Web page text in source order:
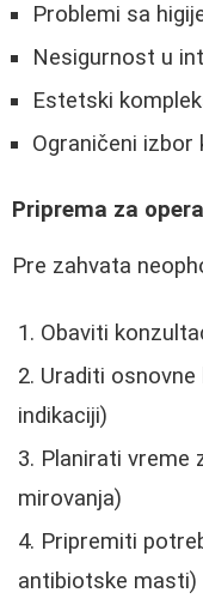
Problemi sa
Nesigurnost u
Estetski
Ograničeni izbor
Priprema za
Pre zahvata
Obaviti
Uraditi
indikaciji)
Planirati vreme
mirovanja)
Pripremiti
antibiotske masti)